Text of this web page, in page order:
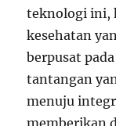
teknologi ini,
kesehatan
berpusat
tantangan
menuju
memberikan